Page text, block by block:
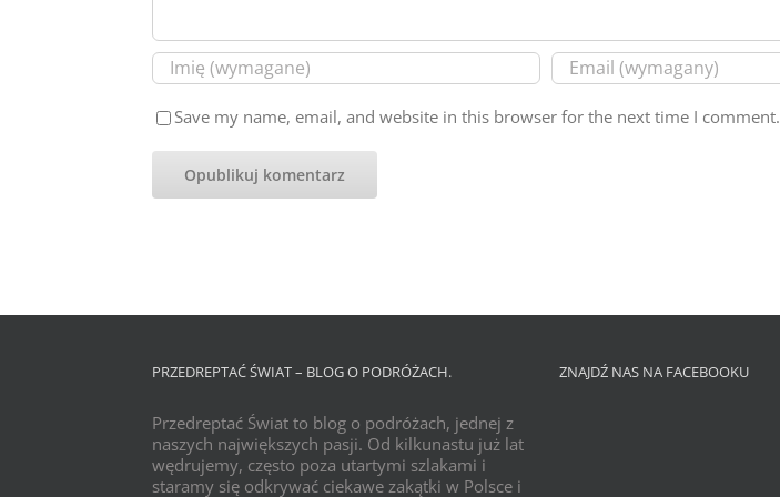
Save my name, email, and website in this browser for the next time I comment.
PRZEDREPTAĆ ŚWIAT – BLOG O PODRÓŻACH.
Przedreptać Świat to blog o podróżach, jednej z
naszych największych pasji. Od kilkunastu już lat
wędrujemy, często poza utartymi szlakami i
staramy się odkrywać ciekawe zakątki w Polsce i
ZNAJDŹ NAS NA FACEBOOKU